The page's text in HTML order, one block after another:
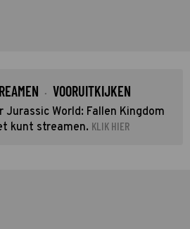
· VOORUITKIJKEN
World: Fallen Kingdom
kunt streamen. KLIK HIER